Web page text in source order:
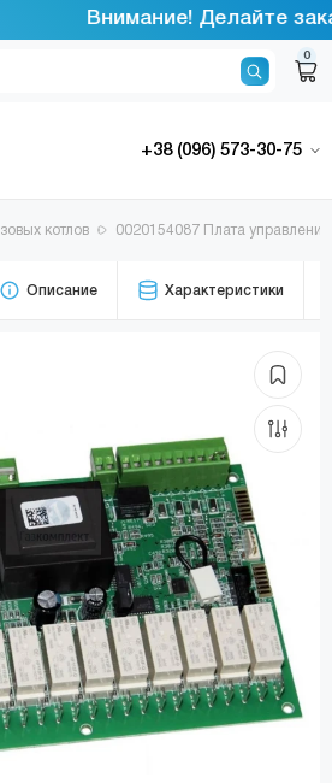
Внимание! Делайте
0
+38 (096) 573-30-75
котлов 0020154087 Плата управления
Описание Характеристики